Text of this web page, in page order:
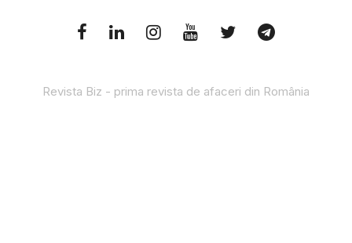
Revista Biz - prima revista de afaceri din România